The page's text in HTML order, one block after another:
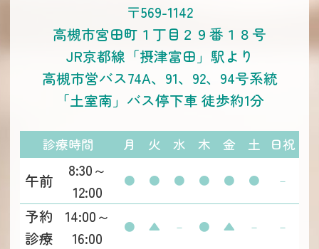
〒569-1142
高槻市宮田町１丁目２９番１８号
JR京都線「摂津富田」駅より
高槻市営バス74A、91、92、94号系統
「土室南」バス停下車 徒歩約1分
診療時間 月 火 水 木 金 土 日祝
午前
8:30～
12:00
● ● ● ● ● ● －
予約
診療
14:00～
16:00
● ▲ － ● ▲ － －